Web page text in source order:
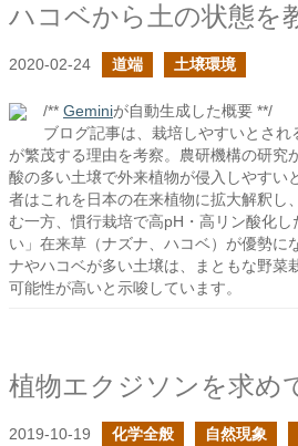
ハコベから土の状態を
2020-02-24 道端 土壌環境
/** Geminiが自動生成した概要 **/
ブログ記事は、栽培しやすいとさ
が繁茂する理由を考察。農研機構の研究
酸の多い土壌で外来植物が侵入しやすい
者はこれを日本の在来植物に拡大解釈し
む一方、慣行栽培で高pH・高リン酸化
い」在来草（ナズナ、ハコベ）が優勢に
ナやハコベが多い土壌は、まともな野菜
可能性が高いと示唆しています。
植物エクジソンを求め
2019-10-19 化学全般 自然現象